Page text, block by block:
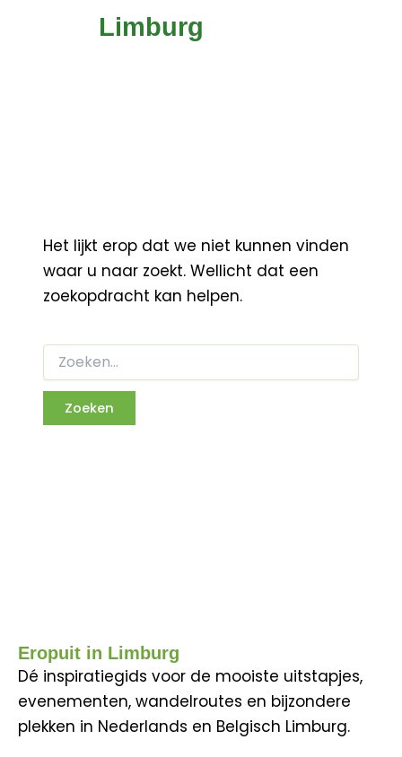
Limburg
Het lijkt erop dat we niet kunnen vinden
waar u naar zoekt. Wellicht dat een
zoekopdracht kan helpen.
Eropuit in Limburg
Dé inspiratiegids voor de mooiste uitstapjes,
evenementen, wandelroutes en bijzondere
plekken in Nederlands en Belgisch Limburg.